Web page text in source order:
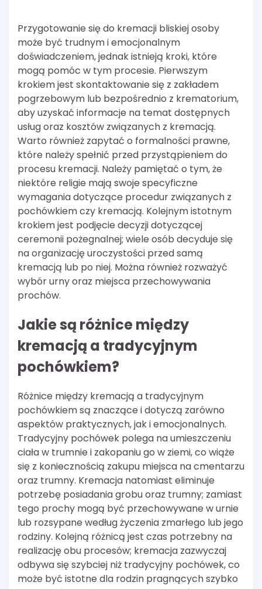
Przygotowanie się do kremacji bliskiej osoby
może być trudnym i emocjonalnym
doświadczeniem, jednak istnieją kroki, które
mogą pomóc w tym procesie. Pierwszym
krokiem jest skontaktowanie się z zakładem
pogrzebowym lub bezpośrednio z krematorium,
aby uzyskać informacje na temat dostępnych
usług oraz kosztów związanych z kremacją.
Warto również zapytać o formalności prawne,
które należy spełnić przed przystąpieniem do
procesu kremacji. Należy pamiętać o tym, że
niektóre religie mają swoje specyficzne
wymagania dotyczące procedur związanych z
pochówkiem czy kremacją. Kolejnym istotnym
krokiem jest podjęcie decyzji dotyczącej
ceremonii pożegnalnej; wiele osób decyduje się
na organizację uroczystości przed samą
kremacją lub po niej. Można również rozważyć
wybór urny oraz miejsca przechowywania
prochów.
Jakie są różnice między
kremacją a tradycyjnym
pochówkiem?
Różnice między kremacją a tradycyjnym
pochówkiem są znaczące i dotyczą zarówno
aspektów praktycznych, jak i emocjonalnych.
Tradycyjny pochówek polega na umieszczeniu
ciała w trumnie i zakopaniu go w ziemi, co wiąże
się z koniecznością zakupu miejsca na cmentarzu
oraz trumny. Kremacja natomiast eliminuje
potrzebę posiadania grobu oraz trumny; zamiast
tego prochy mogą być przechowywane w urnie
lub rozsypane według życzenia zmarłego lub jego
rodziny. Kolejną różnicą jest czas potrzebny na
realizację obu procesów; kremacja zazwyczaj
odbywa się szybciej niż tradycyjny pochówek, co
może być istotne dla rodzin pragnących szybko